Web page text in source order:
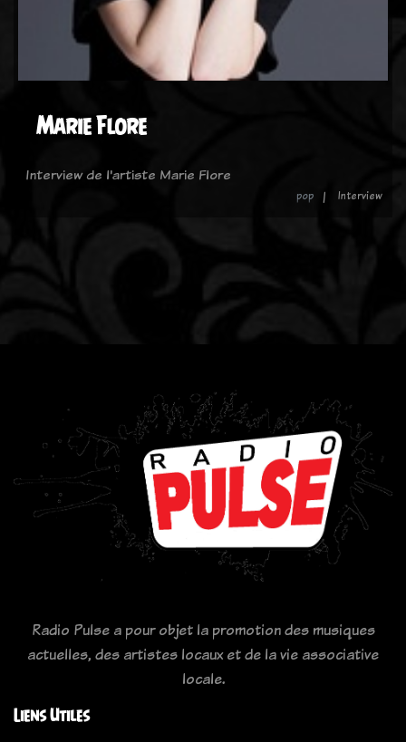
Marie Flore
Interview de l'artiste Marie Flore
pop Interview
Radio Pulse a pour objet la promotion des musiques
actuelles, des artistes locaux et de la vie associative
locale.
Liens Utiles